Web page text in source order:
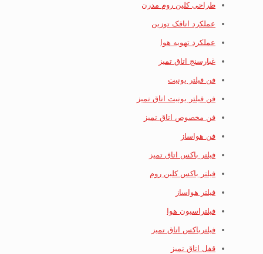
طراحی کلین روم مدرن
عملکرد اتاقک توزین
عملکرد تهویه هوا
غبارسنج اتاق تمیز
فن فیلتر یونیت
فن فیلتر یونیت اتاق تمیز
فن مخصوص اتاق تمیز
فن هواساز
فیلتر باکس اتاق تمیز
فیلتر باکس کلین روم
فیلتر هواساز
فیلتراسیون هوا
فیلترباکس اتاق تمیز
قفل اتاق تمیز